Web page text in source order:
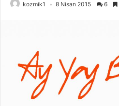
kozmik1 8 Nisan 2015 6